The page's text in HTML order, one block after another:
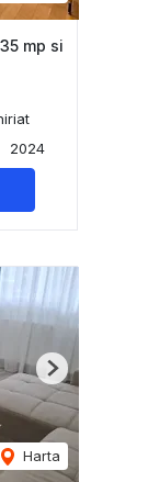
mp si
2024
Harta
Next